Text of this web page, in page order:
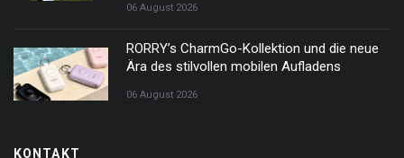
06 August 2026
RORRY’s CharmGo-Kollektion und die neue
Ära des stilvollen mobilen Aufladens
06 August 2026
KONTAKT